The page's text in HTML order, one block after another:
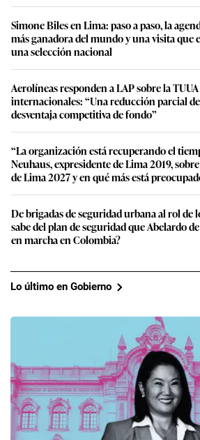
Simone Biles en Lima: paso a paso, la
más ganadora del mundo y una visita que
una selección nacional
Aerolíneas responden a LAP sobre la TUUA
internacionales: “Una reducción parcial
desventaja competitiva de fondo”
“La organización está recuperando el
Neuhaus, expresidente de Lima 2019,
de Lima 2027 y en qué más está
De brigadas de seguridad urbana al rol de
sabe del plan de seguridad que Abelardo
en marcha en Colombia?
Lo último en Gobierno